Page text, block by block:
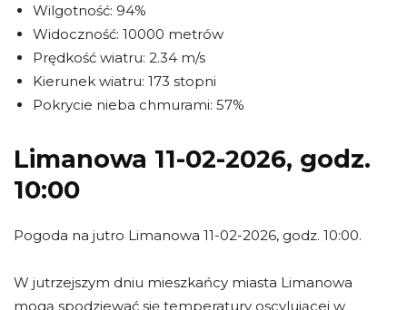
Wilgotność: 94%
Widoczność: 10000 metrów
Prędkość wiatru: 2.34 m/s
Kierunek wiatru: 173 stopni
Pokrycie nieba chmurami: 57%
Limanowa 11-02-2026, godz.
10:00
Pogoda na jutro Limanowa 11-02-2026, godz. 10:00.
W jutrzejszym dniu mieszkańcy miasta Limanowa
mogą spodziewać się temperatury oscylującej w